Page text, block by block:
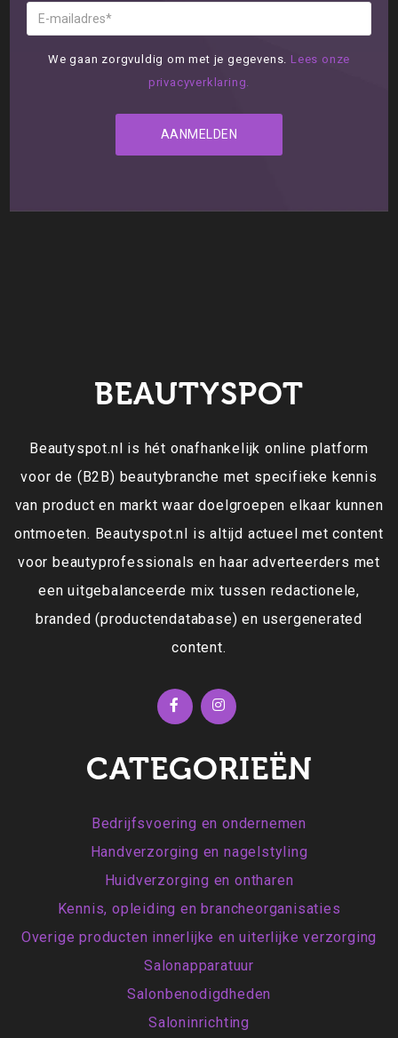
We gaan zorgvuldig om met je gegevens. Lees onze
privacyverklaring.
BEAUTYSPOT
Beautyspot.nl is hét onafhankelijk online platform
voor de (B2B) beautybranche met specifieke kennis
van product en markt waar doelgroepen elkaar kunnen
ontmoeten. Beautyspot.nl is altijd actueel met content
voor beautyprofessionals en haar adverteerders met
een uitgebalanceerde mix tussen redactionele,
branded (productendatabase) en usergenerated
content.
CATEGORIEËN
Bedrijfsvoering en ondernemen
Handverzorging en nagelstyling
Huidverzorging en ontharen
Kennis, opleiding en brancheorganisaties
Overige producten innerlijke en uiterlijke verzorging
Salonapparatuur
Salonbenodigdheden
Saloninrichting